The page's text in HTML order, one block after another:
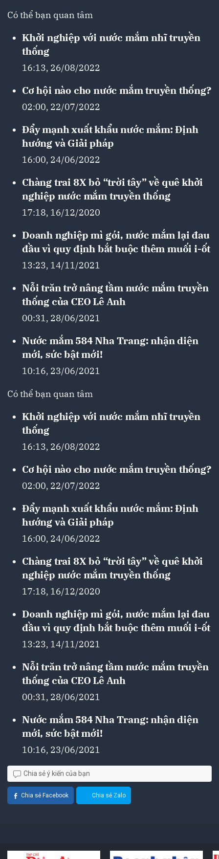
Có thể bạn quan tâm
Khởi nghiệp với nước mắm nhĩ truyền
thống
16:13, 26/08/2022
Cơ hội nào cho nước mắm truyền thống?
02:00, 22/07/2022
Đẩy mạnh xuất khẩu nước mắm: Định
hướng và Giải pháp
16:00, 24/06/2022
Chàng trai 8X bỏ “trời tây” về quê khởi
nghiệp nước mắm truyền thống
17:18, 16/12/2020
Doanh nghiệp mì gói, nước mắm lại đau
đầu vì quy định bắt buộc thêm muối i-ốt
13:23, 14/11/2021
Nỗi trăn trở nâng tầm nước mắm truyền
thống của CEO Lê Anh
00:31, 28/06/2021
Nước mắm 584 Nha Trang: nhận diện
mới, sức bật mới!
10:16, 23/06/2021
Có thể bạn quan tâm
Khởi nghiệp với nước mắm nhĩ truyền
thống
16:13, 26/08/2022
Cơ hội nào cho nước mắm truyền thống?
02:00, 22/07/2022
Đẩy mạnh xuất khẩu nước mắm: Định
hướng và Giải pháp
16:00, 24/06/2022
Chàng trai 8X bỏ “trời tây” về quê khởi
nghiệp nước mắm truyền thống
17:18, 16/12/2020
Doanh nghiệp mì gói, nước mắm lại đau
đầu vì quy định bắt buộc thêm muối i-ốt
13:23, 14/11/2021
Nỗi trăn trở nâng tầm nước mắm truyền
thống của CEO Lê Anh
00:31, 28/06/2021
Nước mắm 584 Nha Trang: nhận diện
mới, sức bật mới!
10:16, 23/06/2021
Chia sẻ ý kiến của bạn
Chia sẻ Facebook Chia sẻ Zalo